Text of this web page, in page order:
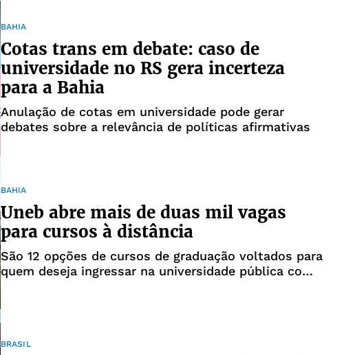
BAHIA
Cotas trans em debate: caso de
universidade no RS gera incerteza
para a Bahia
Anulação de cotas em universidade pode gerar
debates sobre a relevância de políticas afirmativas
BAHIA
Uneb abre mais de duas mil vagas
para cursos à distância
São 12 opções de cursos de graduação voltados para
quem deseja ingressar na universidade pública com
BRASIL